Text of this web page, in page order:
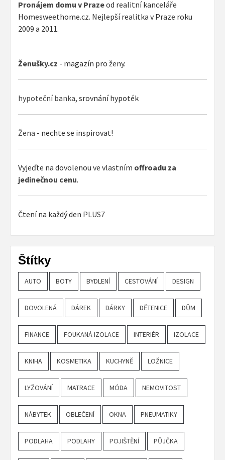
Pronájem domu v Prazeod realitní kanceláře
Homesweethome.cz. Nejlepší realitka v Praze roku
2009 a 2011.
Ženušky.cz - magazín pro ženy.
hypoteční banka, srovnání hypoték
Žena - nechte se inspirovat!
Vyjeďte na dovolenou ve vlastním offroadu za
jedinečnou cenu.
Čtení na každý den PLUS7
Štítky
AUTO BOTY BYDLENÍ CESTOVÁNÍ DESIGN
DOVOLENÁ DÁREK DÁRKY DĚTENICE DŮM
FINANCE FOUKANÁ IZOLACE INTERIÉR IZOLACE
KNIHA KOSMETIKA KUCHYNĚ LOŽNICE
LYŽOVÁNÍ MATRACE MÓDA NEMOVITOST
NÁBYTEK OBLEČENÍ OKNA PNEUMATIKY
PODLAHA PODLAHY POJIŠTĚNÍ PŮJČKA